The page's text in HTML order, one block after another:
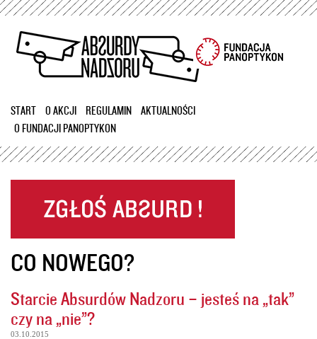
Przejdź
treści
START O AKCJI REGULAMIN
AKTUALNOŚCI
O FUNDACJI PANOPTYKON
CO NOWEGO?
Starcie Absurdów Nadzoru – jesteś na „tak”
czy na „nie”?
03.10.2015